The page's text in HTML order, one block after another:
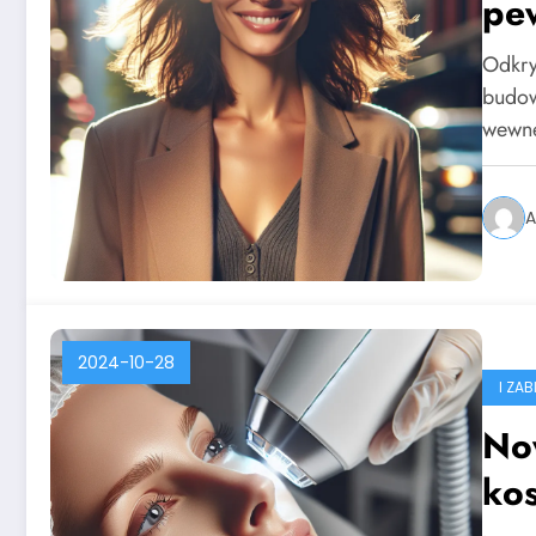
2024-10-28
I